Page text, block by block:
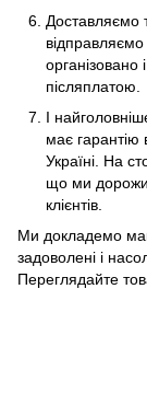
Доставляємо
післяплатою.
І
має гарантію
Україні. На
що ми
клієнтів.
Ми докладемо
задоволені і
Переглядайте